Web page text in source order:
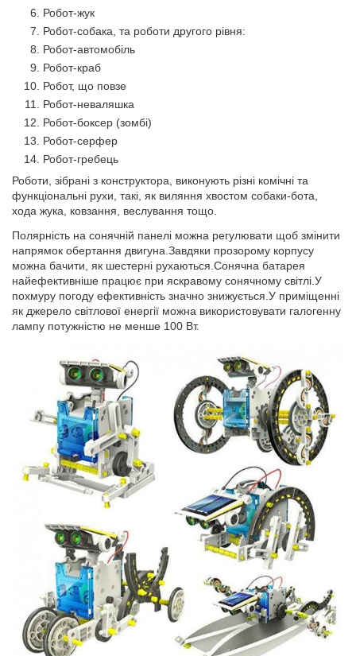
Робот-жук
Робот-собака, та роботи другого рівня:
Робот-автомобіль
Робот-краб
Робот, що повзе
Робот-неваляшка
Робот-боксер (зомбі)
Робот-серфер
Робот-гребець
Роботи, зібрані з конструктора, виконують різні комічні та
функціональні рухи, такі, як виляння хвостом собаки-бота,
хода жука, ковзання, веслування тощо.
Полярність на сонячній панелі можна регулювати щоб змінити
напрямок обертання двигуна.Завдяки прозорому корпусу
можна бачити, як шестерні рухаються.Сонячна батарея
найефективніше працює при яскравому сонячному світлі.У
похмуру погоду ефективність значно знижується.У приміщенні
як джерело світлової енергії можна використовувати галогенну
лампу потужністю не менше 100 Вт.